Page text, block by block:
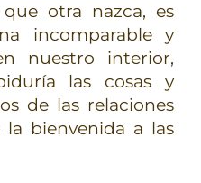
otra nazca, es
incomparable y
nuestro interior,
las cosas y
de las relaciones
bienvenida a las